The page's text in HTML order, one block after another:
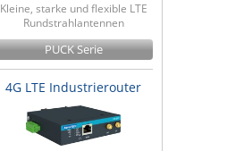
Kleine, starke und flexible LTE
Rundstrahlantennen
PUCK Serie
4G LTE Industrierouter